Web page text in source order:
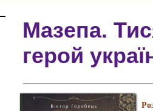
Мазепа.
герой